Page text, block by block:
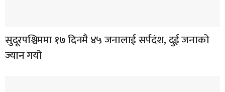
सुदूरपश्चिममा १७ दिनमै ४५ जनालाई सर्पदंश, दुई जनाको
ज्यान गयो